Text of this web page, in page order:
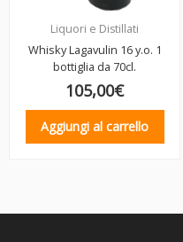
Liquori e Distillati
Whisky Lagavulin 16 y.o. 1
bottiglia da 70cl.
105,00€
Aggiungi al carrello